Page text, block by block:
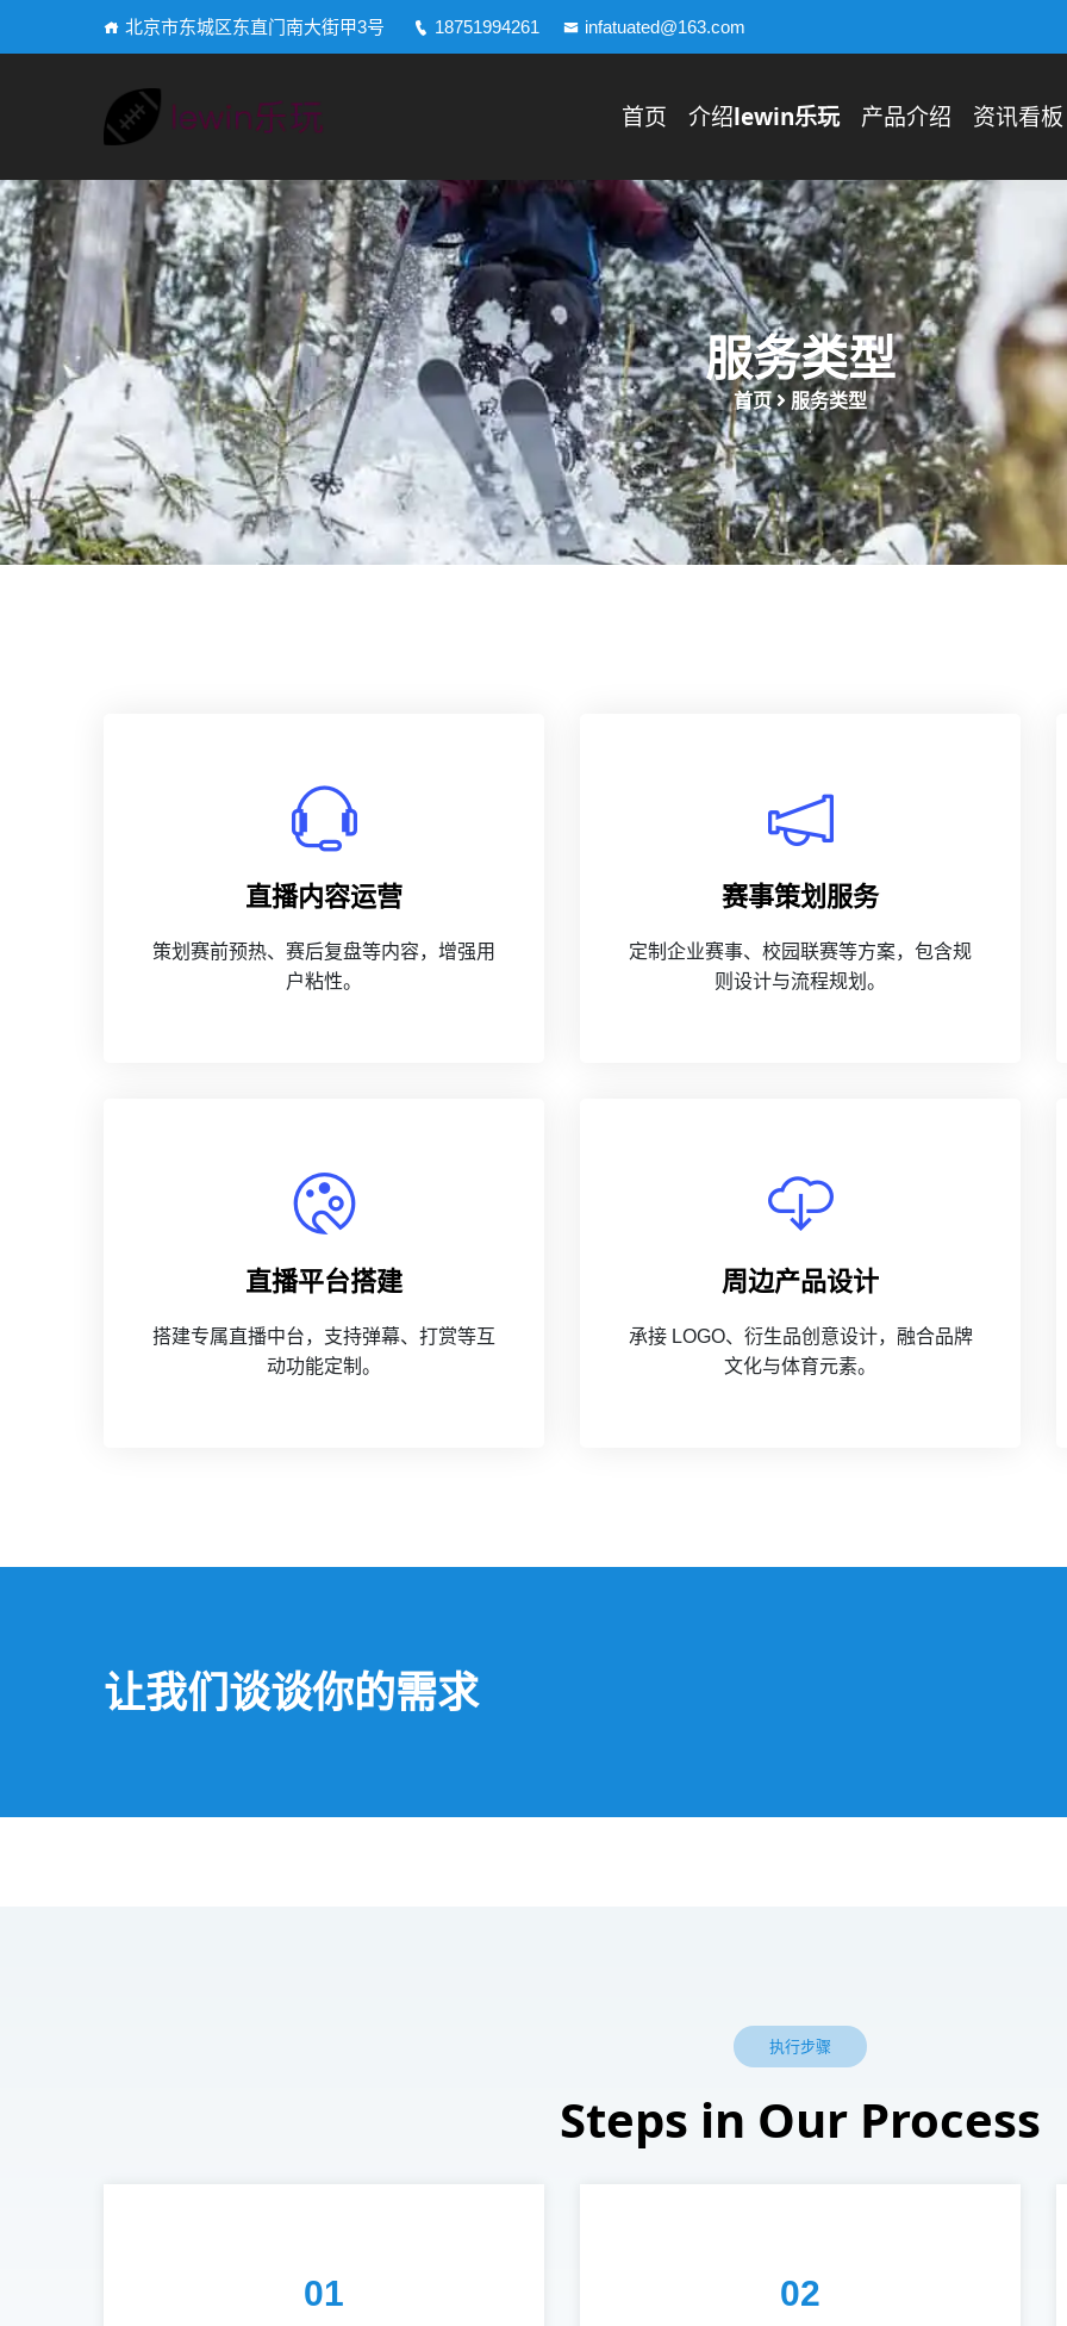
北京市东城区东直门南大街甲3号 18751994261 infatuated@163.com
首页 介绍lewin乐玩 产品介绍 资讯看板
服务类型
首页 服务类型
直播内容运营
策划赛前预热、赛后复盘等内容，增强用
户粘性。
赛事策划服务
定制企业赛事、校园联赛等方案，包含规
则设计与流程规划。
直播平台搭建
搭建专属直播中台，支持弹幕、打赏等互
动功能定制。
周边产品设计
承接 LOGO、衍生品创意设计，融合品牌
文化与体育元素。
让我们谈谈你的需求
执行步骤
Steps in Our Process
01 02